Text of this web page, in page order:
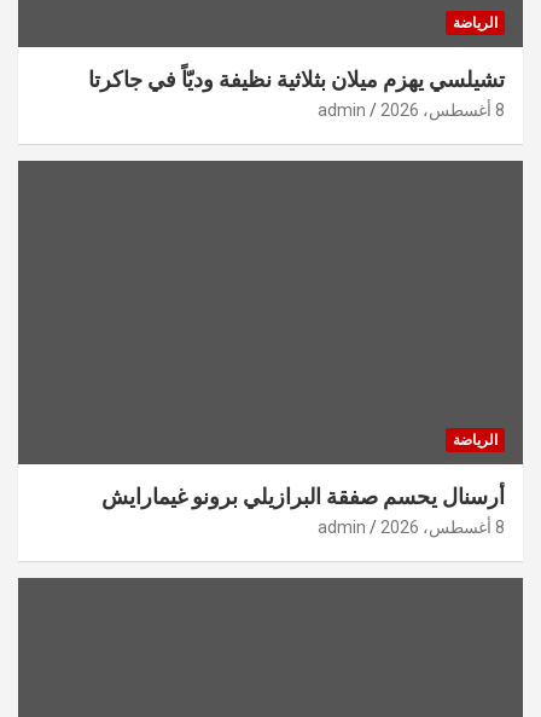
الرياضة
تشيلسي يهزم ميلان بثلاثية نظيفة وديّاً في جاكرتا
8 أغسطس، 2026 admin
الرياضة
أرسنال يحسم صفقة البرازيلي برونو غيمارايش
8 أغسطس، 2026 admin